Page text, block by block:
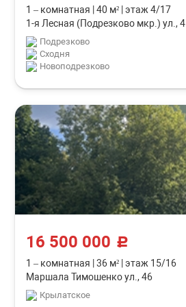
1 – комнатная 40 м² этаж 4/17
1-я Лесная (Подрезково мкр.) ул., 4
Подрезково
Сходня
Новоподрезково
16 500 000 c
1 – комнатная 36 м² этаж 15/16
Маршала Тимошенко ул., 46
Крылатское